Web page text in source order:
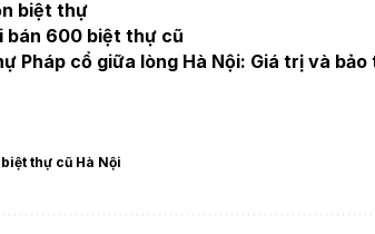
biệt thự
bán 600 biệt thự cũ
Pháp cổ giữa lòng Hà Nội: Giá trị và bảo
biệt thự cũ Hà Nội